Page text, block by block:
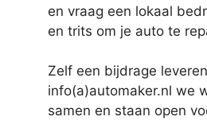
en vraag een lokaal
en trits om je auto te
Zelf een bijdrage
info(a)automaker.nl we
samen en staan open